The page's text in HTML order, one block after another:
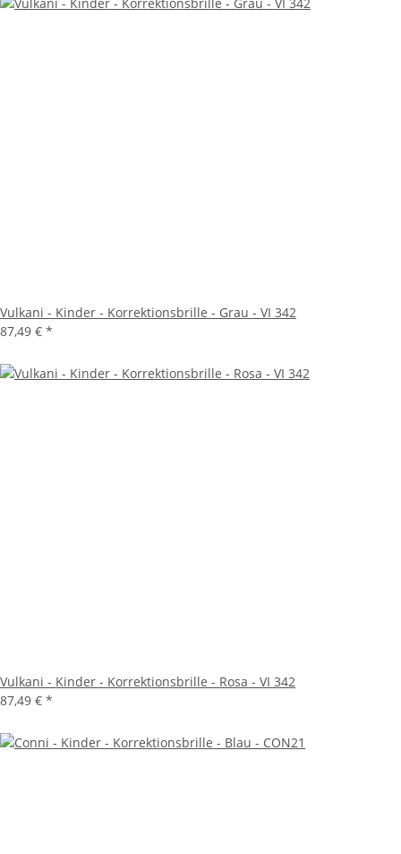
Vulkani - Kinder - Korrektionsbrille - Grau - VI 342
87,49 € *
Vulkani - Kinder - Korrektionsbrille - Rosa - VI 342
87,49 € *